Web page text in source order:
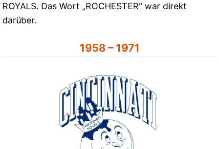
ROYALS. Das Wort „ROCHESTER“ war direkt
darüber.
1958 – 1971